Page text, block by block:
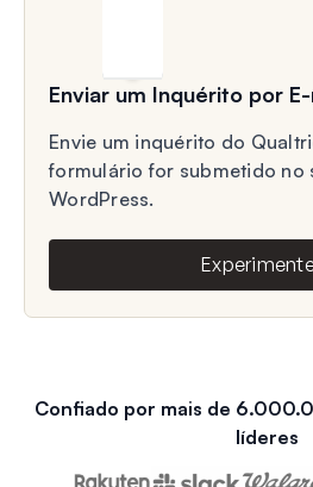
Enviar um Inquérito por
Envie um inquérito do
formulário for submetido no
WordPress.
Confiado por mais de
líderes